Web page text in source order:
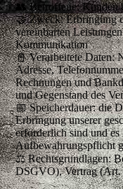
👥 Betroffene: Kunden
🤝 Zweck: Erbringung
vereinbarten
Kommunikation
📓 Verarbeitete Daten:
Adresse,
Rechnungen und
und Gegenstand des
📅 Speicherdauer: die
Erbringung unserer
erforderlich sind und es
Aufbewahrungspflicht
⚖️ Rechtsgrundlagen:
DSGVO), Vertrag